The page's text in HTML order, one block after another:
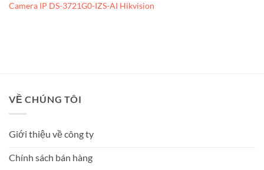
Camera IP DS-3721G0-IZS-AI Hikvision
VỀ CHÚNG TÔI
Giới thiệu về công ty
Chính sách bán hàng